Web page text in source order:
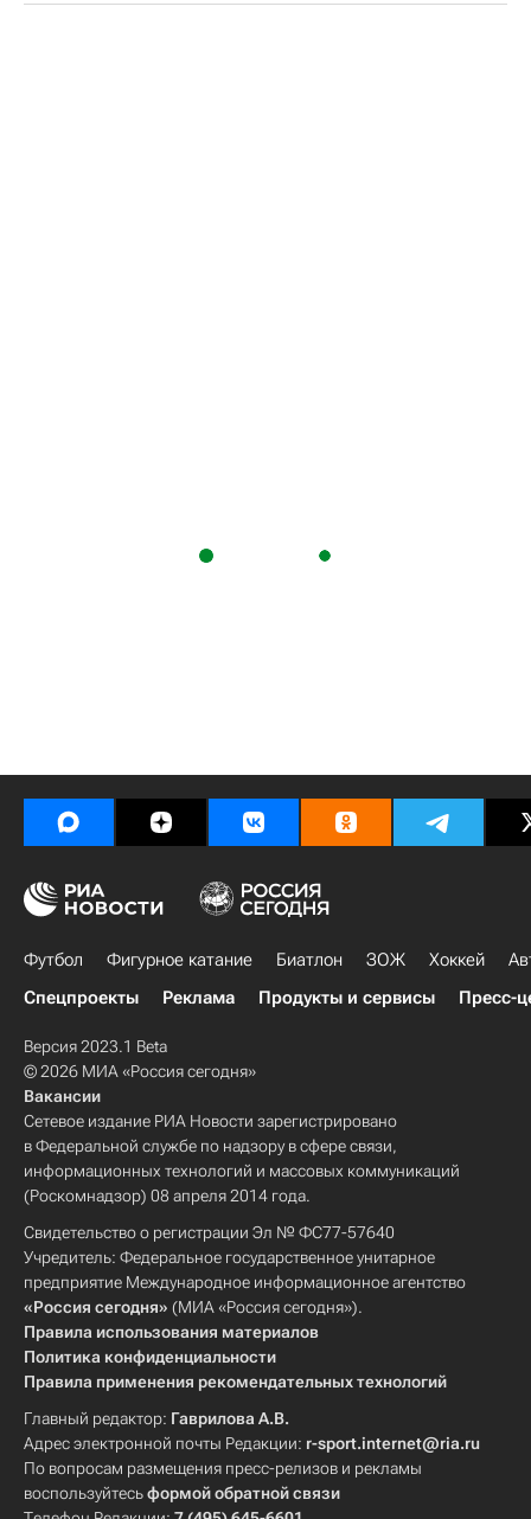
Футбол Фигурное катание Биатлон ЗОЖ Хоккей
Спецпроекты
Реклама Продукты и сервисы Пресс-
Версия 2023.1 Beta
© 2026 МИА «Россия сегодня»
Вакансии
Сетевое издание РИА Новости зарегистрировано
в Федеральной службе по надзору в сфере связи,
информационных технологий и массовых коммуникаций
(Роскомнадзор) 08 апреля 2014 года.
Свидетельство о регистрации Эл № ФС77-57640
Учредитель: Федеральное государственное унитарное
предприятие Международное информационное агентство
«Россия сегодня» (МИА «Россия сегодня»).
Правила использования материалов
Политика конфиденциальности
Правила применения рекомендательных технологий
Главный редактор: Гаврилова А.В.
Адрес электронной почты Редакции: r-sport.internet@ria.ru
По вопросам размещения пресс-релизов и рекламы
воспользуйтесьформой обратной связи